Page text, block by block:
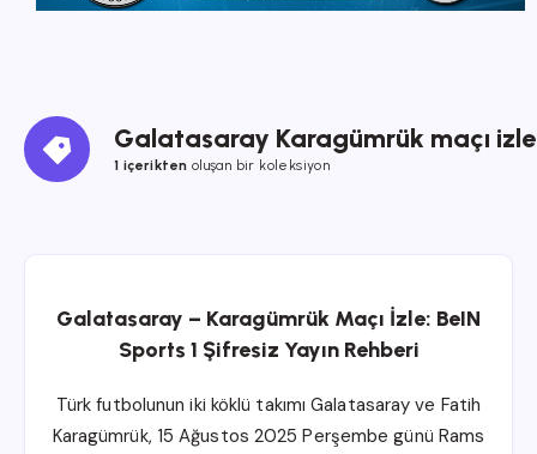
Galatasaray Karagümrük maçı izle
1 içerikten oluşan bir koleksiyon
Galatasaray – Karagümrük Maçı İzle: BeIN
Sports 1 Şifresiz Yayın Rehberi
Türk futbolunun iki köklü takımı Galatasaray ve Fatih
Karagümrük, 15 Ağustos 2025 Perşembe günü Rams